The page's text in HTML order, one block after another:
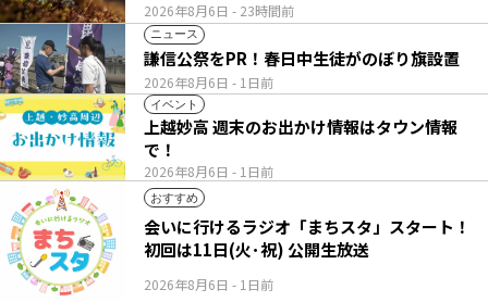
2026年8月6日 - 23時間前
ニュース
2026年8月6日 - 1日前
謙信公祭をPR！春日中生徒がのぼり旗設置
イベント
2026年8月6日 - 1日前
上越妙高 週末のお出かけ情報はタウン情報
で！
おすすめ
2026年8月6日 - 1日前
会いに行けるラジオ「まちスタ」スタート！
初回は11日(火･祝) 公開生放送